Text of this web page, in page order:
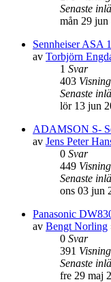
Senaste
mån 29 jun
Sennheiser ASA 1
av Torbjörn
1 Svar
403
Senaste
lör 13 jun
ADAMSON S-
av Jens Peter
0 Svar
449
Senaste
ons 03 jun
Panasonic
av Bengt Norling
0 Svar
391
Senaste
fre 29 maj